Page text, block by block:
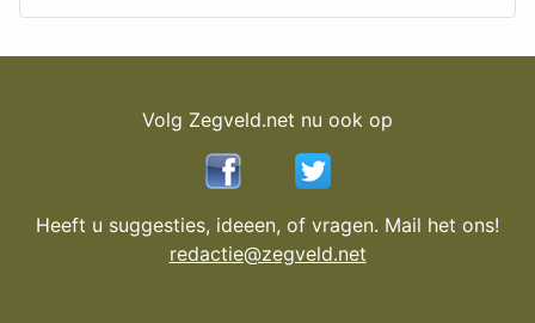
Volg Zegveld.net nu ook op
Heeft u suggesties, ideeen, of vragen. Mail het ons!
redactie@zegveld.net